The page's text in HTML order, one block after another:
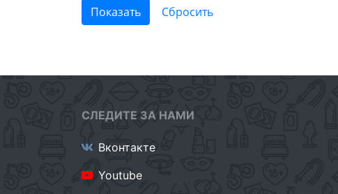
СЛЕДИТЕ ЗА НАМИ
Вконтакте
Youtube